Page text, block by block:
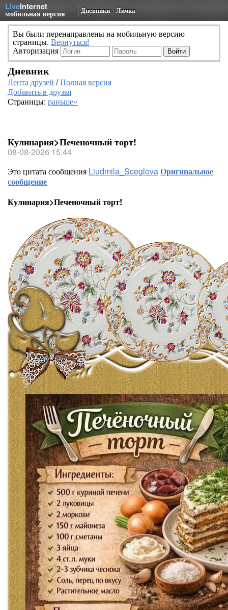
LiveInternet
мобильная версия Дневники Личка
Вы были перенаправлены на мобильную версию
страницы. Вернуться!
Авторизация
Дневник
Лента друзей /Полная версия
Добавить в друзья
Страницы: раньше»
Кулинария>Печеночный торт!
08-08-2026 15:44
Это цитата сообщения Liudmila_SceglovaОригинальное
сообщение
Кулинария>Печеночный торт!